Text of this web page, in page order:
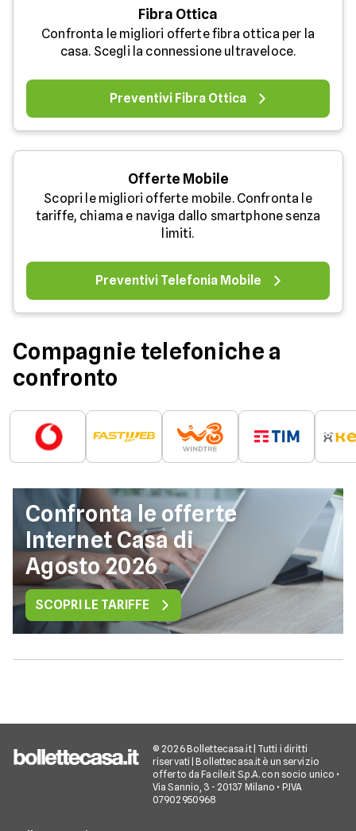
Fibra Ottica
Confronta le migliori offerte fibra ottica per la
casa. Scegli la connessione ultraveloce.
Preventivi Fibra Ottica
Offerte Mobile
Scopri le migliori offerte mobile. Confronta le
tariffe, chiama e naviga dallo smartphone senza
limiti.
Preventivi Telefonia Mobile
Compagnie telefoniche a
confronto
Confronta le offerte
Internet Casa di
Agosto 2026
SCOPRI LE TARIFFE
© 2026 Bollettecasa.it | Tutti i diritti
riservati | Bollettecasa.it è un servizio
offerto da Facile.it S.p.A. con socio unico •
Via Sannio, 3 - 20137 Milano • P.IVA
07902950968